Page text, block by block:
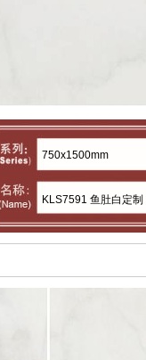
750x1500mm
KLS7591 鱼肚白定制